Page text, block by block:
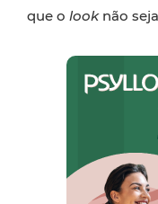
que o looknão